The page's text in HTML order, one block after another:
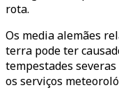
rota.
Os media alemães
terra pode ter
tempestades
os serviços